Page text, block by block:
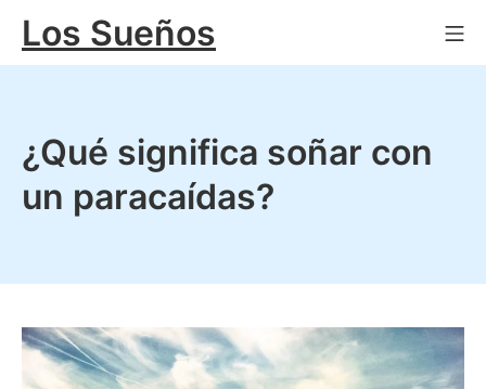
contenido
Los Sueños
¿Qué significa soñar con
un paracaídas?